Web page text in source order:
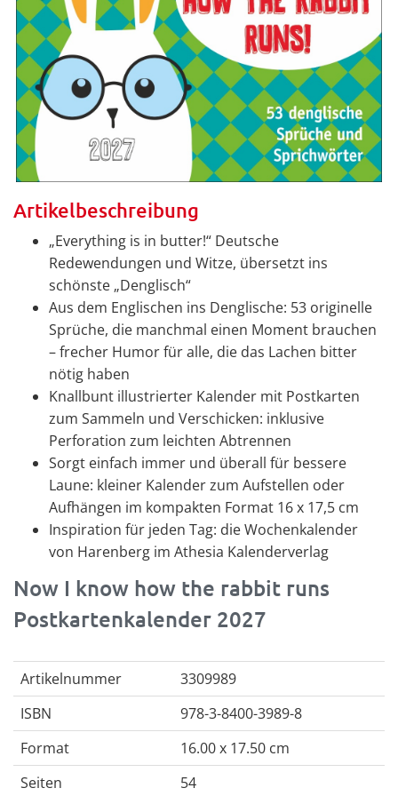
Artikelbeschreibung
„Everything is in butter!“ Deutsche
Redewendungen und Witze, übersetzt ins
schönste „Denglisch“
Aus dem Englischen ins Denglische: 53 originelle
Sprüche, die manchmal einen Moment brauchen
– frecher Humor für alle, die das Lachen bitter
nötig haben
Knallbunt illustrierter Kalender mit Postkarten
zum Sammeln und Verschicken: inklusive
Perforation zum leichten Abtrennen
Sorgt einfach immer und überall für bessere
Laune: kleiner Kalender zum Aufstellen oder
Aufhängen im kompakten Format 16 x 17,5 cm
Inspiration für jeden Tag: die Wochenkalender
von Harenberg im Athesia Kalenderverlag
Now I know how the rabbit runs
Postkartenkalender 2027
Artikelnummer
3309989
ISBN
978-3-8400-3989-8
Format
16.00 x 17.50 cm
Seiten
54